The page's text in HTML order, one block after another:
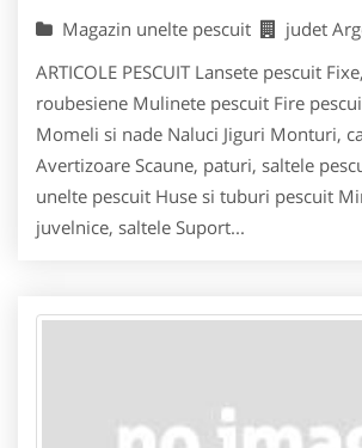
Magazin unelte pescuit judet
ARTICOLE PESCUIT Lansete pescuit
roubesiene Mulinete pescuit Fire
Momeli si nade Naluci Jiguri Monturi,
Avertizoare Scaune, paturi, saltele
unelte pescuit Huse si tuburi pescuit
juvelnice, saltele Suport...